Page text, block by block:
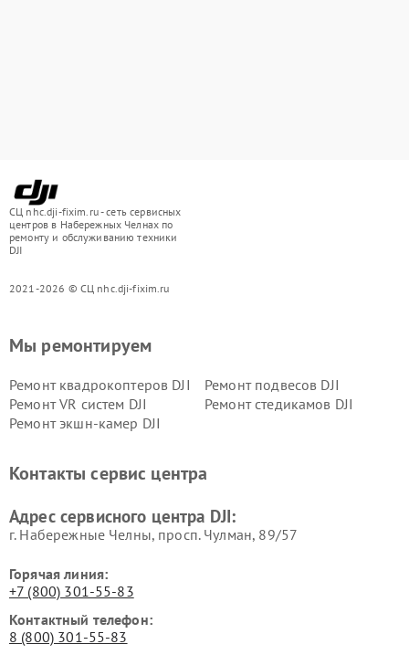
СЦ nhc.dji-fixim.ru - сеть сервисных
центров в Набережных Челнах по
ремонту и обслуживанию техники
DJI
2021-2026 © СЦ nhc.dji-fixim.ru
Мы ремонтируем
Ремонт квадрокоптеров DJI
Ремонт подвесов DJI
Ремонт VR систем DJI
Ремонт стедикамов DJI
Ремонт экшн-камер DJI
Контакты сервис центра
Адрес сервисного центра DJI:
г. Набережные Челны, просп. Чулман, 89/57
Горячая линия:
+7 (800) 301-55-83
Контактный телефон:
8 (800) 301-55-83